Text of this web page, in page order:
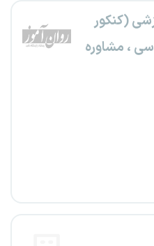
(کنکور
، مشاوره